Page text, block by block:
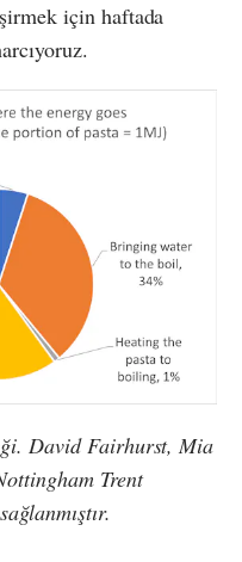
için haftada
David Fairhurst, Mia
Trent